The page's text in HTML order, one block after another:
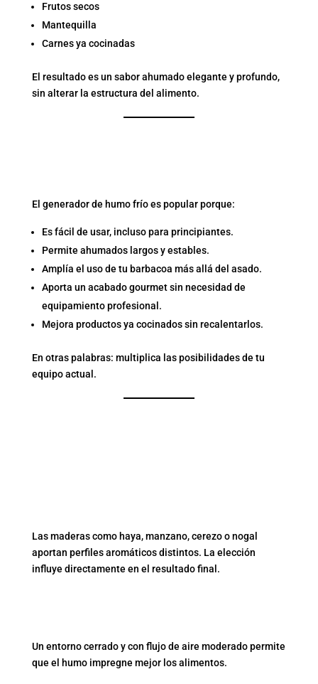
Frutos secos
Mantequilla
Carnes ya cocinadas
El resultado es un sabor ahumado elegante y profundo,
sin alterar la estructura del alimento.
El generador de humo frío es popular porque:
Es fácil de usar, incluso para principiantes.
Permite ahumados largos y estables.
Amplía el uso de tu barbacoa más allá del asado.
Aporta un acabado gourmet sin necesidad de
equipamiento profesional.
Mejora productos ya cocinados sin recalentarlos.
En otras palabras: multiplica las posibilidades de tu
equipo actual.
Las maderas como haya, manzano, cerezo o nogal
aportan perfiles aromáticos distintos. La elección
influye directamente en el resultado final.
Un entorno cerrado y con flujo de aire moderado permite
que el humo impregne mejor los alimentos.